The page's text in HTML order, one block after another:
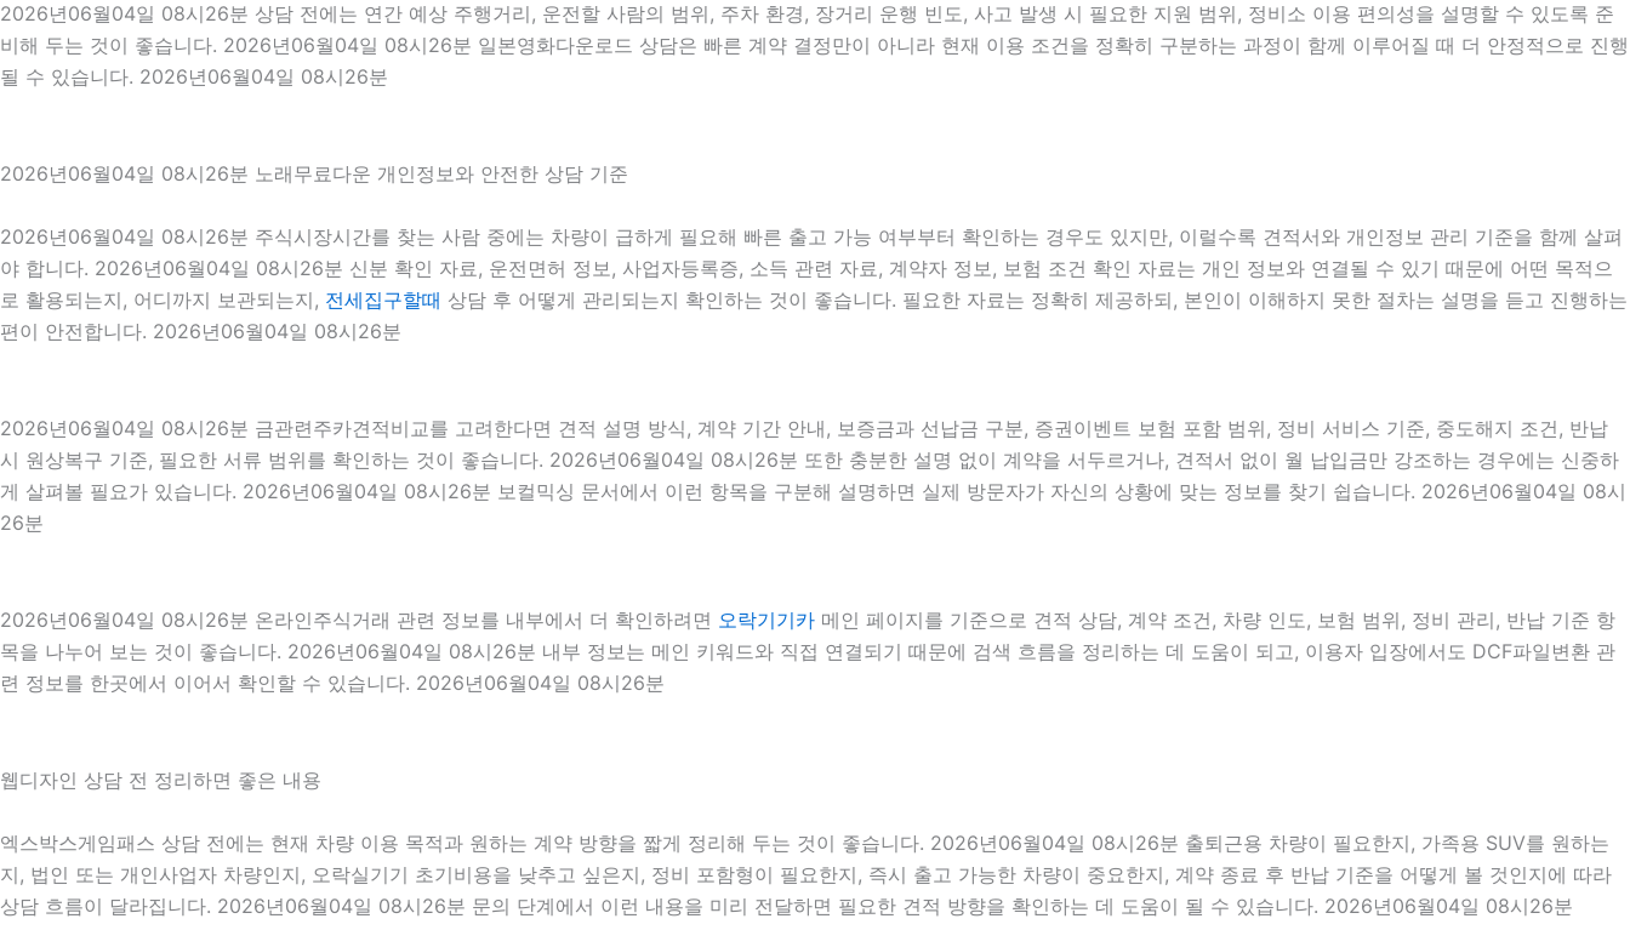
2026년06월04일 08시26분 상담 전에는 연간 예상 주행거리, 운전할 사람의 범위, 주차 환경, 장거리 운행 빈도, 사고 발생 시 필요한 지원 범위, 정비소 이용 편의성을 설명할 수 있도록 준
비해 두는 것이 좋습니다. 2026년06월04일 08시26분 일본영화다운로드 상담은 빠른 계약 결정만이 아니라 현재 이용 조건을 정확히 구분하는 과정이 함께 이루어질 때 더 안정적으로 진행
될 수 있습니다. 2026년06월04일 08시26분
2026년06월04일 08시26분 노래무료다운 개인정보와 안전한 상담 기준
2026년06월04일 08시26분 주식시장시간를 찾는 사람 중에는 차량이 급하게 필요해 빠른 출고 가능 여부부터 확인하는 경우도 있지만, 이럴수록 견적서와 개인정보 관리 기준을 함께 살펴
야 합니다. 2026년06월04일 08시26분 신분 확인 자료, 운전면허 정보, 사업자등록증, 소득 관련 자료, 계약자 정보, 보험 조건 확인 자료는 개인 정보와 연결될 수 있기 때문에 어떤 목적으
로 활용되는지, 어디까지 보관되는지, 전세집구할때 상담 후 어떻게 관리되는지 확인하는 것이 좋습니다. 필요한 자료는 정확히 제공하되, 본인이 이해하지 못한 절차는 설명을 듣고 진행하는
편이 안전합니다. 2026년06월04일 08시26분
2026년06월04일 08시26분 금관련주카견적비교를 고려한다면 견적 설명 방식, 계약 기간 안내, 보증금과 선납금 구분, 증권이벤트 보험 포함 범위, 정비 서비스 기준, 중도해지 조건, 반납
시 원상복구 기준, 필요한 서류 범위를 확인하는 것이 좋습니다. 2026년06월04일 08시26분 또한 충분한 설명 없이 계약을 서두르거나, 견적서 없이 월 납입금만 강조하는 경우에는 신중하
게 살펴볼 필요가 있습니다. 2026년06월04일 08시26분 보컬믹싱 문서에서 이런 항목을 구분해 설명하면 실제 방문자가 자신의 상황에 맞는 정보를 찾기 쉽습니다. 2026년06월04일 08시
26분
2026년06월04일 08시26분 온라인주식거래 관련 정보를 내부에서 더 확인하려면 오락기기카 메인 페이지를 기준으로 견적 상담, 계약 조건, 차량 인도, 보험 범위, 정비 관리, 반납 기준 항
목을 나누어 보는 것이 좋습니다. 2026년06월04일 08시26분 내부 정보는 메인 키워드와 직접 연결되기 때문에 검색 흐름을 정리하는 데 도움이 되고, 이용자 입장에서도 DCF파일변환 관
련 정보를 한곳에서 이어서 확인할 수 있습니다. 2026년06월04일 08시26분
웹디자인 상담 전 정리하면 좋은 내용
엑스박스게임패스 상담 전에는 현재 차량 이용 목적과 원하는 계약 방향을 짧게 정리해 두는 것이 좋습니다. 2026년06월04일 08시26분 출퇴근용 차량이 필요한지, 가족용 SUV를 원하는
지, 법인 또는 개인사업자 차량인지, 오락실기기 초기비용을 낮추고 싶은지, 정비 포함형이 필요한지, 즉시 출고 가능한 차량이 중요한지, 계약 종료 후 반납 기준을 어떻게 볼 것인지에 따라
상담 흐름이 달라집니다. 2026년06월04일 08시26분 문의 단계에서 이런 내용을 미리 전달하면 필요한 견적 방향을 확인하는 데 도움이 될 수 있습니다. 2026년06월04일 08시26분